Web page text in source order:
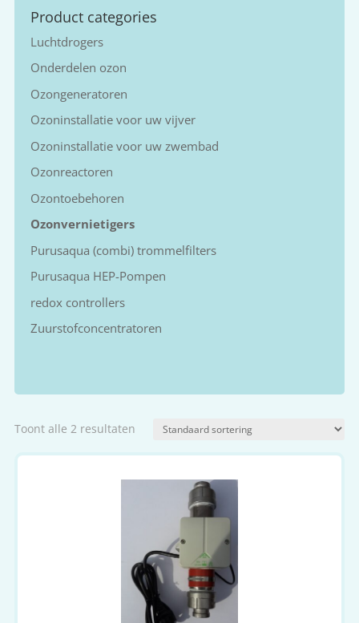
Product categories
Luchtdrogers
Onderdelen ozon
Ozongeneratoren
Ozoninstallatie voor uw vijver
Ozoninstallatie voor uw zwembad
Ozonreactoren
Ozontoebehoren
Ozonvernietigers
Purusaqua (combi) trommelfilters
Purusaqua HEP-Pompen
redox controllers
Zuurstofconcentratoren
Toont alle 2 resultaten